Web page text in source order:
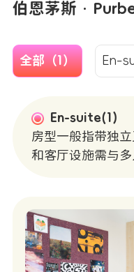
伯恩茅斯 ·
全部（1） En-
En-suite(1)
房型一般指带独
和客厅设施需与多